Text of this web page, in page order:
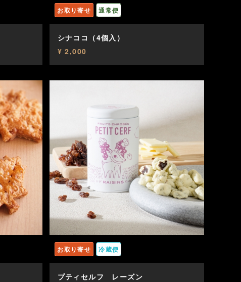
お取り寄せ 通常便
シナココ（4個入）
¥ 2,000
お取り寄せ 冷蔵便
プティセルフ レーズン